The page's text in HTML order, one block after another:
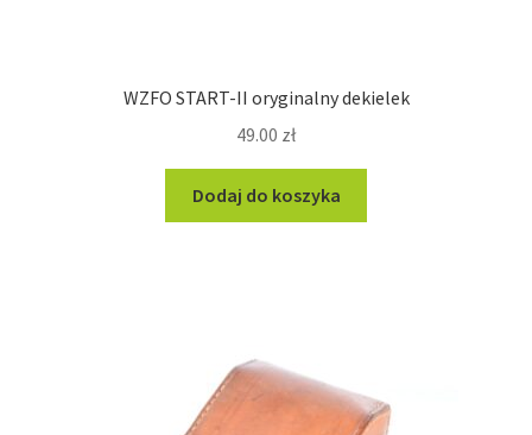
WZFO START-II oryginalny dekielek
49.00 zł
Dodaj do koszyka